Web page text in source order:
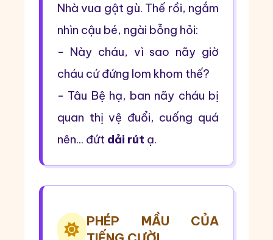
Nhà vua gật gù. Thế rồi, ngắm
nhìn cậu bé, ngài bỗng hỏi:
- Này cháu, vì sao nãy giờ
cháu cứ đứng lom khom thế?
- Tâu Bệ hạ, ban nãy cháu bị
quan thị vệ đuổi, cuống quá
nên... đứt dải rút ạ.
PHÉP MẦU CỦA